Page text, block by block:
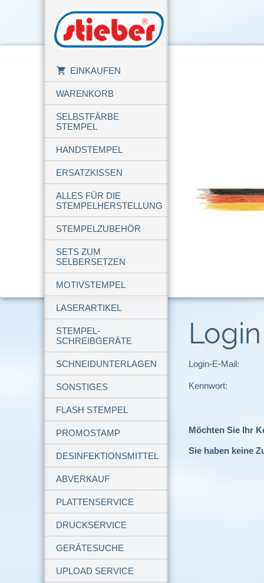
EINKAUFEN
WARENKORB
SELBSTFÄRBE
STEMPEL
HANDSTEMPEL
ERSATZKISSEN
ALLES FÜR DIE
STEMPELHERSTELLUNG
STEMPELZUBEHÖR
SETS ZUM
SELBERSETZEN
MOTIVSTEMPEL
LASERARTIKEL
STEMPEL-
SCHREIBGERÄTE
SCHNEIDUNTERLAGEN
SONSTIGES
FLASH STEMPEL
PROMOSTAMP
DESINFEKTIONSMITTEL
ABVERKAUF
PLATTENSERVICE
DRUCKSERVICE
GERÄTESUCHE
UPLOAD SERVICE
Login
Login-E-Mail:
Kennwort:
Möchten Sie Ihr
Sie haben keine